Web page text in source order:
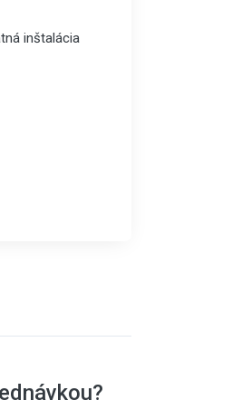
inštalácia